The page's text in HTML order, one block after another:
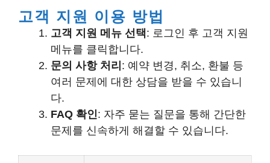
고객 지원 이용 방법
고객 지원 메뉴 선택: 로그인 후 고객 지원
메뉴를 클릭합니다.
문의 사항 처리 : 예약 변경, 취소, 환불 등
여러 문제에 대한 상담을 받을 수 있습니
다.
FAQ 확인: 자주 묻는 질문을 통해 간단한
문제를 신속하게 해결할 수 있습니다.